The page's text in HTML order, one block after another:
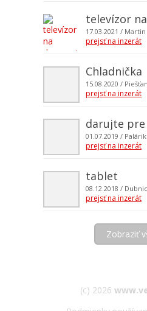
televízor
17.03.2021 / Martin
prejsť na inzerát
Chladnička
15.08.2020 /
prejsť na inzerát
darujte
01.07.2019 /
prejsť na inzerát
tablet
08.12.2018 /
prejsť na inzerát
Zobraziť
(c) 2026